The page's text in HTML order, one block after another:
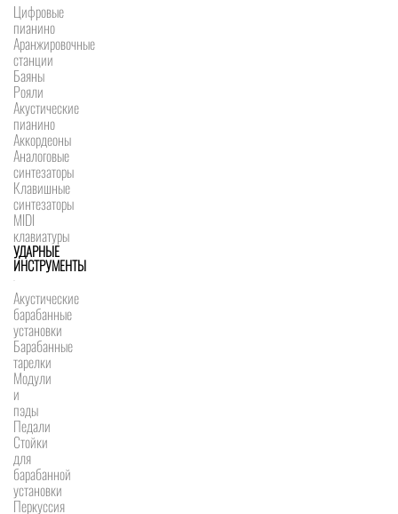
Цифровые
пианино
Аранжировочные
станции
Баяны
Рояли
Акустические
пианино
Аккордеоны
Аналоговые
синтезаторы
Клавишные
синтезаторы
MIDI
клавиатуры
УДАРНЫЕ
ИНСТРУМЕНТЫ
Акустические
барабанные
установки
Барабанные
тарелки
Модули
и
пэды
Педали
Стойки
для
барабанной
установки
Перкуссия